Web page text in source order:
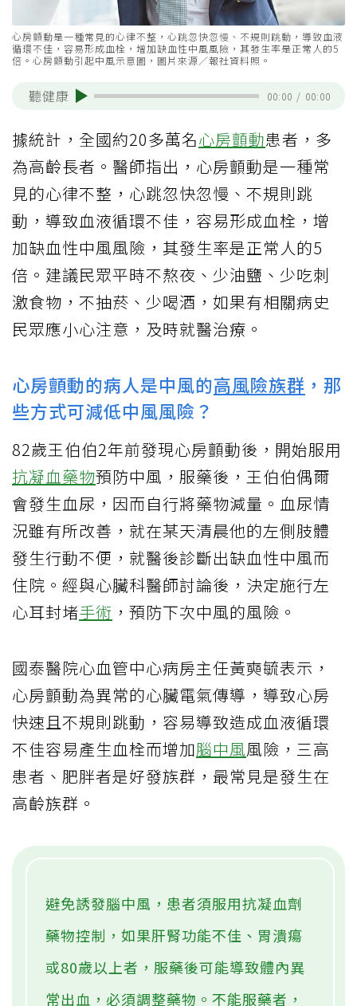
心房顫動是一種常見的心律不整，心跳忽快忽慢、不規則跳動，導致血液
循環不佳，容易形成血栓，增加缺血性中風風險，其發生率是正常人的5
倍。心房顫動引起中風示意圖，圖片來源／報社資料照。
聽健康 00:00 / 00:00
據統計，全國約20多萬名心房顫動患者，多
為高齡長者。醫師指出，心房顫動是一種常
見的心律不整，心跳忽快忽慢、不規則跳
動，導致血液循環不佳，容易形成血栓，增
加缺血性中風風險，其發生率是正常人的5
倍。建議民眾平時不熬夜、少油鹽、少吃刺
激食物，不抽菸、少喝酒，如果有相關病史
民眾應小心注意，及時就醫治療。
心房顫動的病人是中風的高風險族群 ，那
些方式可減低中風風險？
82歲王伯伯2年前發現心房顫動後，開始服用
抗凝血藥物預防中風，服藥後，王伯伯偶爾
會發生血尿，因而自行將藥物減量。血尿情
況雖有所改善，就在某天清晨他的左側肢體
發生行動不便，就醫後診斷出缺血性中風而
住院。經與心臟科醫師討論後，決定施行左
心耳封堵手術 ，預防下次中風的風險。
國泰醫院心血管中心病房主任黃奭毓表示，
心房顫動為異常的心臟電氣傳導，導致心房
快速且不規則跳動，容易導致造成血液循環
不佳容易產生血栓而增加腦中風風險，三高
患者、肥胖者是好發族群，最常見是發生在
高齡族群。
避免誘發腦中風，患者須服用抗凝血劑
藥物控制，如果肝腎功能不佳、胃潰瘍
或80歲以上者，服藥後可能導致體內異
常出血，必須調整藥物。不能服藥者，